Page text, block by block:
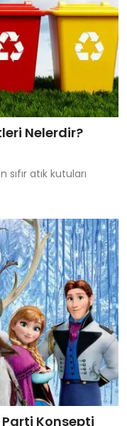
Nelerdir?
atık kutuları
Parti Konsepti